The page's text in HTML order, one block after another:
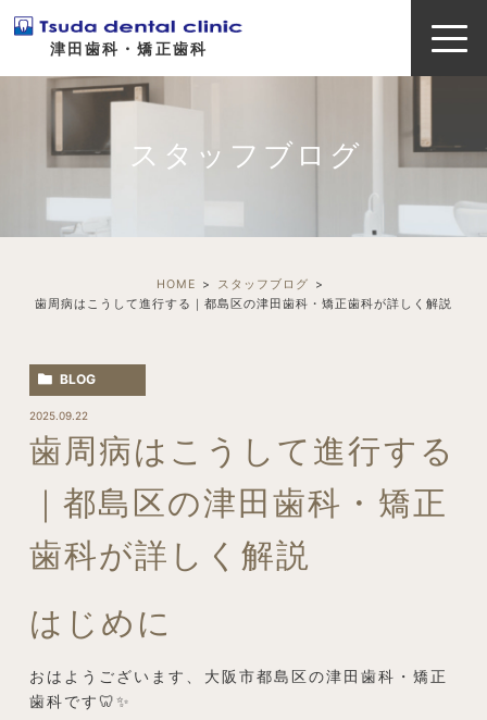
津田歯科・矯正歯科
スタッフブログ
HOME
スタッフブログ
歯周病はこうして進行する｜都島区の津田歯科・矯正歯科が詳しく解説
BLOG
2025.09.22
歯周病はこうして進行する
｜都島区の津田歯科・矯正
歯科が詳しく解説
はじめに
おはようございます、大阪市都島区の津田歯科・矯正
歯科です🦷✨